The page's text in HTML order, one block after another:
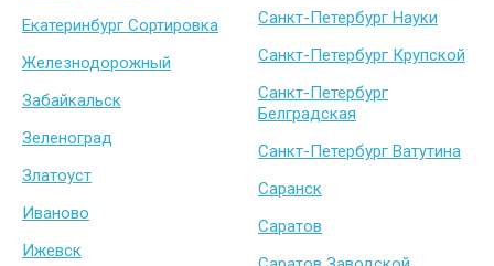
Екатеринбург Сортировка
Железнодорожный
Забайкальск
Зеленоград
Златоуст
Иваново
Ижевск
Санкт-Петербург Науки
Санкт-Петербург Крупской
Санкт-Петербург
Белградская
Санкт-Петербург Ватутина
Саранск
Саратов